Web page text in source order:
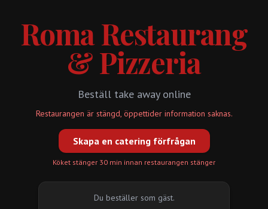
Roma Restaurang
& Pizzeria
Beställ take away online
Restaurangen är stängd, öppettider information saknas.
Skapa en catering förfrågan
Köket stänger 30 min innan restaurangen stänger
Du beställer som gäst.